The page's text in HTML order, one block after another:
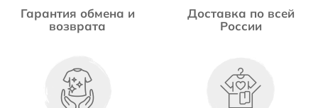
Гарантия обмена и
возврата
Доставка по всей
России